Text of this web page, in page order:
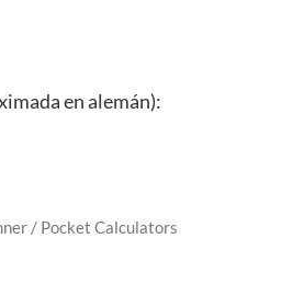
en alemán):
/ Pocket Calculators